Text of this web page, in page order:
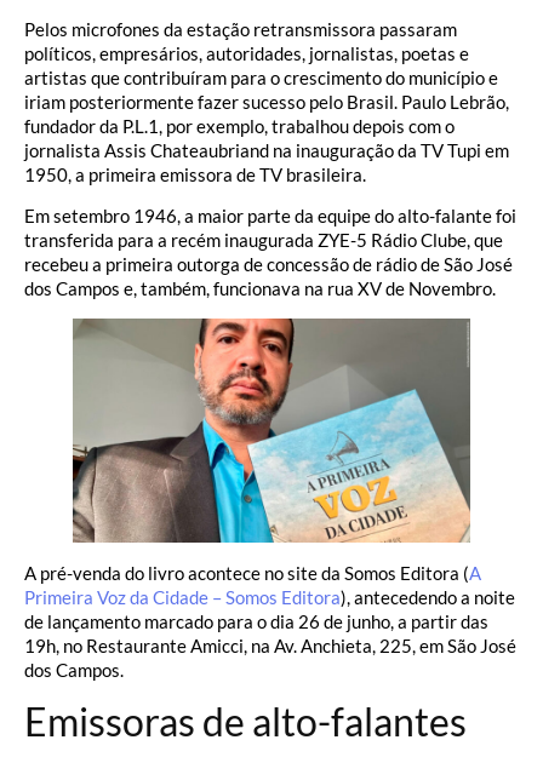
Pelos microfones da estação retransmissora passaram
políticos, empresários, autoridades, jornalistas, poetas e
artistas que contribuíram para o crescimento do município e
iriam posteriormente fazer sucesso pelo Brasil. Paulo Lebrão,
fundador da P.L.1, por exemplo, trabalhou depois com o
jornalista Assis Chateaubriand na inauguração da TV Tupi em
1950, a primeira emissora de TV brasileira.
Em setembro 1946, a maior parte da equipe do alto-falante foi
transferida para a recém inaugurada ZYE-5 Rádio Clube, que
recebeu a primeira outorga de concessão de rádio de São José
dos Campos e, também, funcionava na rua XV de Novembro.
A pré-venda do livro acontece no site da Somos Editora (A
Primeira Voz da Cidade – Somos Editora), antecedendo a noite
de lançamento marcado para o dia 26 de junho, a partir das
19h, no Restaurante Amicci, na Av. Anchieta, 225, em São José
dos Campos.
Emissoras de alto-falantes